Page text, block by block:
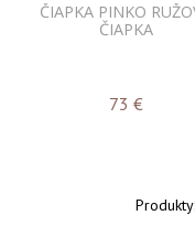
ČIAPKA PINKO
ČIAPKA
73 €
Produkty: